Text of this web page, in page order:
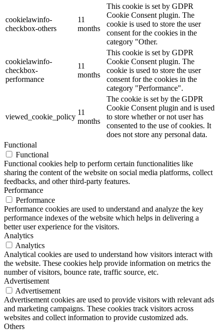
cookielawinfo-
checkbox-others
11
months
This cookie is set by GDPR
Cookie Consent plugin. The
cookie is used to store the user
consent for the cookies in the
category "Other.
cookielawinfo-
checkbox-
performance
11
months
This cookie is set by GDPR
Cookie Consent plugin. The
cookie is used to store the user
consent for the cookies in the
category "Performance".
viewed_cookie_policy
11
months
The cookie is set by the GDPR
Cookie Consent plugin and is used
to store whether or not user has
consented to the use of cookies. It
does not store any personal data.
Functional
Functional
Functional cookies help to perform certain functionalities like
sharing the content of the website on social media platforms, collect
feedbacks, and other third-party features.
Performance
Performance
Performance cookies are used to understand and analyze the key
performance indexes of the website which helps in delivering a
better user experience for the visitors.
Analytics
Analytics
Analytical cookies are used to understand how visitors interact with
the website. These cookies help provide information on metrics the
number of visitors, bounce rate, traffic source, etc.
Advertisement
Advertisement
Advertisement cookies are used to provide visitors with relevant ads
and marketing campaigns. These cookies track visitors across
websites and collect information to provide customized ads.
Others